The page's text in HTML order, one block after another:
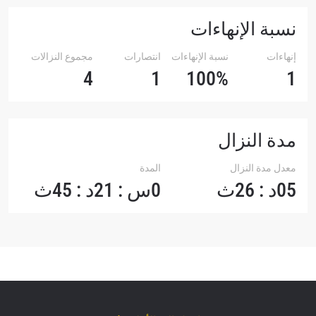
نسبة الإنهاءات
إنهاءات
1
نسبة الإنهاءات
100%
انتصارات
1
مجموع النزالات
4
مدة النزال
معدل مدة النزال
05د : 26ث
المدة
0س : 21د : 45ث